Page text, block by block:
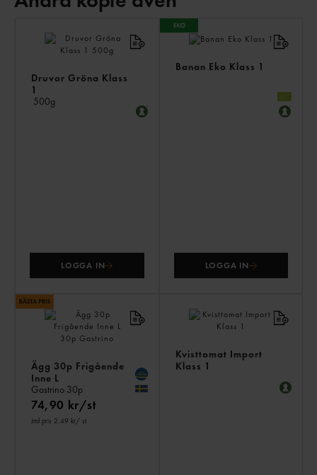
Druvor Gröna Klass
1
500g
LOGGA IN
Banan Eko Klass 1
LOGGA IN
Ägg 30p Frigående
Inne L
Gastrino 30p
74,90 kr/st
Jmf.pris 2,49 kr/ st
Kvisttomat Import
Klass 1